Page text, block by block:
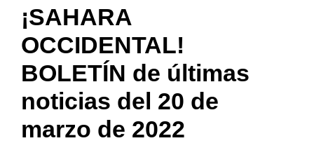
¡SAHARA
OCCIDENTAL!
BOLETÍN de últimas
noticias del 20 de
marzo de 2022